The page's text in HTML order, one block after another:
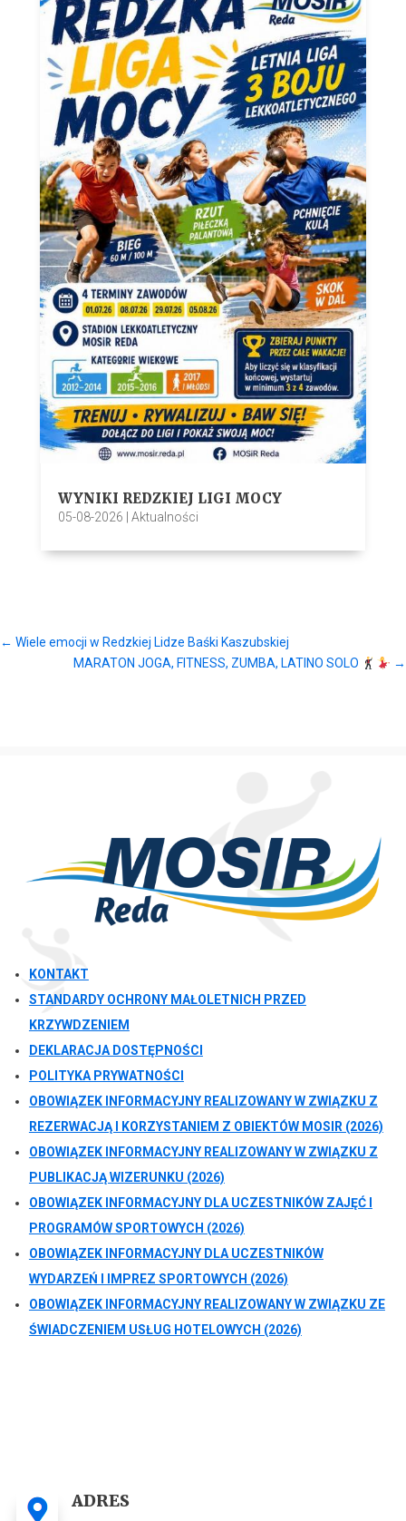
WYNIKI REDZKIEJ LIGI MOCY
05-08-2026 Aktualności
← Wiele emocji w Redzkiej Lidze Baśki Kaszubskiej
MARATON JOGA, FITNESS, ZUMBA, LATINO SOLO
→
KONTAKT
STANDARDY OCHRONY MAŁOLETNICH PRZED
KRZYWDZENIEM
DEKLARACJA DOSTĘPNOŚCI
POLITYKA PRYWATNOŚCI
OBOWIĄZEK INFORMACYJNY REALIZOWANY W ZWIĄZKU Z
REZERWACJĄ I KORZYSTANIEM Z OBIEKTÓW MOSIR (2026)
OBOWIĄZEK INFORMACYJNY REALIZOWANY W ZWIĄZKU Z
PUBLIKACJĄ WIZERUNKU (2026)
OBOWIĄZEK INFORMACYJNY DLA UCZESTNIKÓW ZAJĘĆ I
PROGRAMÓW SPORTOWYCH (2026)
OBOWIĄZEK INFORMACYJNY DLA UCZESTNIKÓW
WYDARZEŃ I IMPREZ SPORTOWYCH (2026)
OBOWIĄZEK INFORMACYJNY REALIZOWANY W ZWIĄZKU ZE
ŚWIADCZENIEM USŁUG HOTELOWYCH (2026)
ADRES